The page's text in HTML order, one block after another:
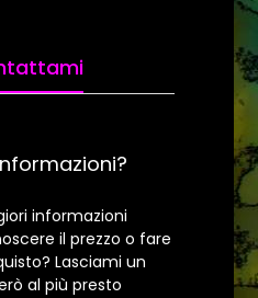
informazioni
il prezzo o fare
Lasciami un
al più presto